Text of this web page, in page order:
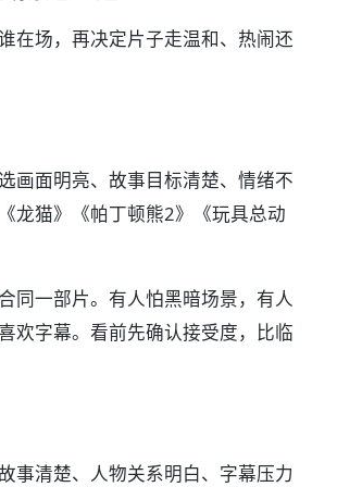
在场，再决定片子走温和、热闹还
画面明亮、故事目标清楚、情绪不
龙猫》《帕丁顿熊2》《玩具总动
同一部片。有人怕黑暗场景，有人
欢字幕。看前先确认接受度，比临
事清楚、人物关系明白、字幕压力